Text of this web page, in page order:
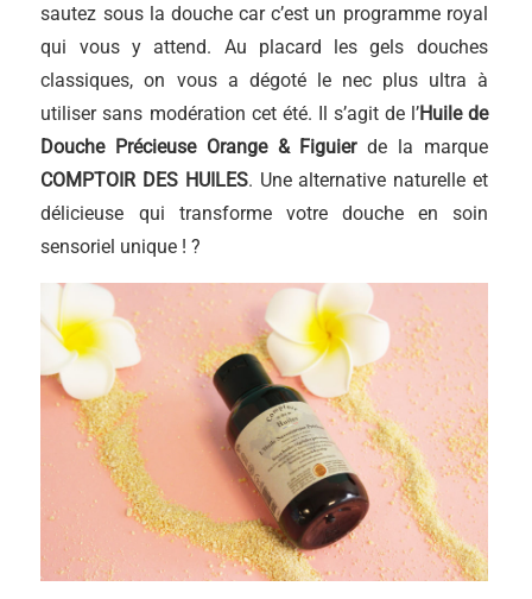
sautez sous la douche car c’est un programme royal
qui vous y attend. Au placard les gels douches
classiques, on vous a dégoté le nec plus ultra à
utiliser sans modération cet été. Il s’agit de l’Huile de
Douche Précieuse Orange & Figuierde la marque
COMPTOIR DES HUILES. Une alternative naturelle et
délicieuse qui transforme votre douche en soin
sensoriel unique ! ?